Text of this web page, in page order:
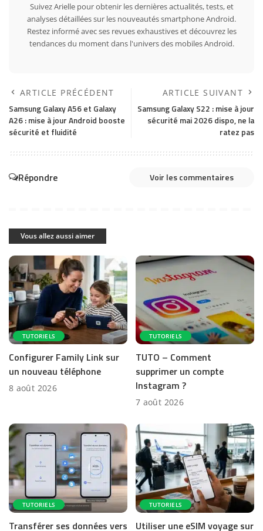
Suivez Arielle pour obtenir les dernières actualités, tests, et
analyses détaillées sur les nouveautés smartphone Android.
Restez informé avec ses revues exhaustives et découvrez les
tendances du moment dans l'univers des mobiles Android.
ARTICLE PRÉCÉDENT
Samsung Galaxy A56 et Galaxy
A26 : mise à jour Android booste
sécurité et fluidité
ARTICLE SUIVANT
Samsung Galaxy S22 : mise à jour
sécurité mai 2026 dispo, ne la
ratez pas
Répondre Voir les commentaires
Vous allez aussi aimer
TUTORIELS
Configurer Family Link sur
un nouveau téléphone
8 août 2026
TUTORIELS
TUTO – Comment
supprimer un compte
Instagram ?
7 août 2026
TUTORIELS
Transférer ses données vers
TUTORIELS
Utiliser une eSIM voyage sur